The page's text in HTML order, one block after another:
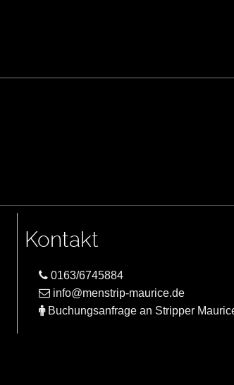
Kontakt
0163/6745884
info@menstrip-maurice.de
Buchungsanfrage an Stripper